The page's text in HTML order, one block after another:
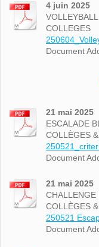
4 juin 2025
COLLEGES
Document
21 mai 2025
ESCALADE
COLLÈGES
Document
21 mai 2025
CHALLENGE
COLLÈGES
250521
Document